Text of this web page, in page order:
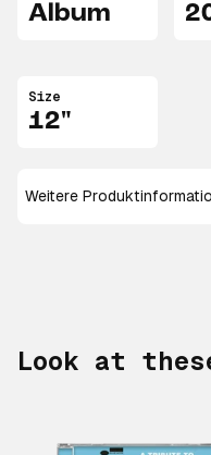
Album
Size
12"
Weitere
Look at